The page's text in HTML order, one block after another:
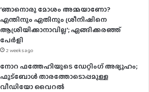
‘ഞാനൊരു മോശം അമ്മയാണോ?
എന്തിനും ഏതിനും ശ്രീനിഷിനെ
ആശ്രിയിക്കാനാവില്ല’; ഏങ്ങിക്കരഞ്ഞ്
പേർളി
2 weeks ago
നോറ ഫത്തേഹിയുടെ ഡേറ്റിംഗ് അഭ്യൂഹം;
ഫുട്ബോൾ താരത്തോടൊപ്പമുള്ള
വീഡിയോ വൈറൽ